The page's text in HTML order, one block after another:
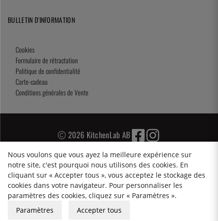
BULLETIN D'INFORMATION
Cookies
Formulaire de rétractation
Politique de confidentialité
Carte-cadeau
Conditions générales de Vente
2026 KitchenLab AB
Nous voulons que vous ayez la meilleure expérience sur
notre site, c'est pourquoi nous utilisons des cookies. En
cliquant sur « Accepter tous », vous acceptez le stockage des
cookies dans votre navigateur. Pour personnaliser les
paramètres des cookies, cliquez sur « Paramètres ».
Paramètres
Accepter tous